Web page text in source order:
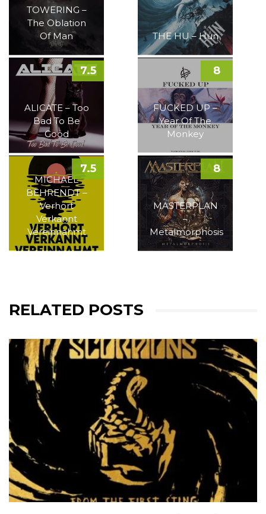
TOWERING –
The Oblation
Of Man
THE HU – Hun
ALICATE – Too
Bad To Be
Good
7.5
FUCKED UP –
Year Of The
Monkey
8
MICHAEL
BEHRENDT –
Verhört
Verkannt
Vereinnahmt
7.5
MASTERPLAN
–
Metalmorphosis
8
RELATED POSTS